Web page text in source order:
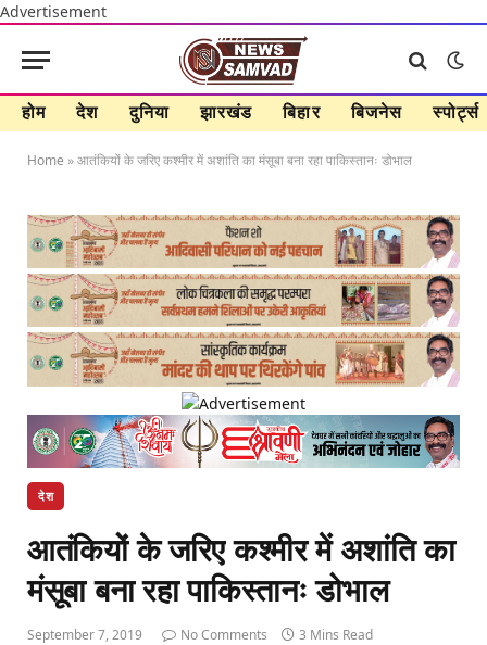
Advertisement
होम देश दुनिया झारखंड बिहार बिजनेस स्पोर्ट्स
Home »आतंकियों के जरिए कश्मीर में अशांति का मंसूबा बना रहा पाकिस्तानः डोभाल
देश
आतंकियों के जरिए कश्मीर में अशांति का
मंसूबा बना रहा पाकिस्तानः डोभाल
September 7, 2019 No Comments 3 Mins Read